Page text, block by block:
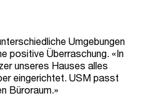
Umgebungen
positive Überraschung. «In
unseres Hauses alles
eingerichtet. USM passt
Büroraum.»